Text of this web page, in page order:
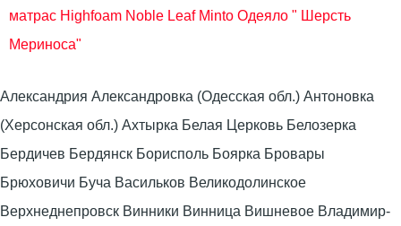
матрас Highfoam Noble Leaf Minto Одеяло " Шерсть
Мериноса"
Александрия Александровка (Одесская обл.) Антоновка
(Херсонская обл.) Ахтырка Белая Церковь Белозерка
Бердичев Бердянск Борисполь Боярка Бровары
Брюховичи Буча Васильков Великодолинское
Верхнеднепровск Винники Винница Вишневое Владимир-